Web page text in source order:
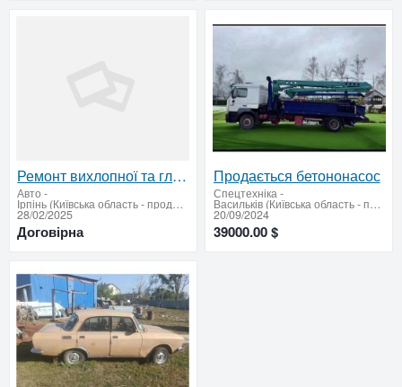
Ремонт вихлопної та глушників
Авто -
Ірпінь (Київська область - продати купити)
28/02/2025
Договірна
Продається бетононасос
Спецтехніка-
Васильків (Київська область - продати купити)
20/09/2024
39000.00 $